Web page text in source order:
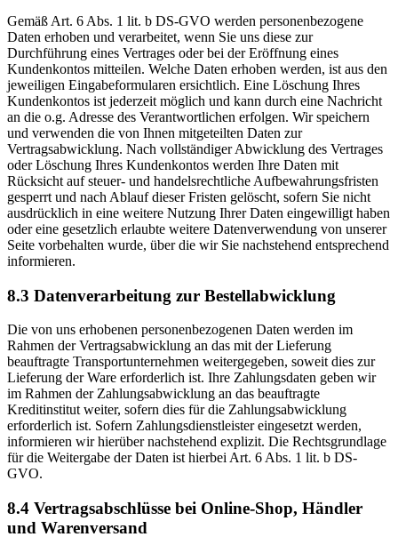
Gemäß Art. 6 Abs. 1 lit. b DS-GVO werden personenbezogene
Daten erhoben und verarbeitet, wenn Sie uns diese zur
Durchführung eines Vertrages oder bei der Eröffnung eines
Kundenkontos mitteilen. Welche Daten erhoben werden, ist aus den
jeweiligen Eingabeformularen ersichtlich. Eine Löschung Ihres
Kundenkontos ist jederzeit möglich und kann durch eine Nachricht
an die o.g. Adresse des Verantwortlichen erfolgen. Wir speichern
und verwenden die von Ihnen mitgeteilten Daten zur
Vertragsabwicklung. Nach vollständiger Abwicklung des Vertrages
oder Löschung Ihres Kundenkontos werden Ihre Daten mit
Rücksicht auf steuer- und handelsrechtliche Aufbewahrungsfristen
gesperrt und nach Ablauf dieser Fristen gelöscht, sofern Sie nicht
ausdrücklich in eine weitere Nutzung Ihrer Daten eingewilligt haben
oder eine gesetzlich erlaubte weitere Datenverwendung von unserer
Seite vorbehalten wurde, über die wir Sie nachstehend entsprechend
informieren.
8.3 Datenverarbeitung zur Bestellabwicklung
Die von uns erhobenen personenbezogenen Daten werden im
Rahmen der Vertragsabwicklung an das mit der Lieferung
beauftragte Transportunternehmen weitergegeben, soweit dies zur
Lieferung der Ware erforderlich ist. Ihre Zahlungsdaten geben wir
im Rahmen der Zahlungsabwicklung an das beauftragte
Kreditinstitut weiter, sofern dies für die Zahlungsabwicklung
erforderlich ist. Sofern Zahlungsdienstleister eingesetzt werden,
informieren wir hierüber nachstehend explizit. Die Rechtsgrundlage
für die Weitergabe der Daten ist hierbei Art. 6 Abs. 1 lit. b DS-
GVO.
8.4 Vertragsabschlüsse bei Online-Shop, Händler
und Warenversand